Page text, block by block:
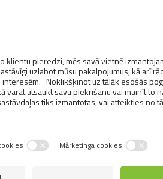
000 SV, D3vitamīns (3a671) 1800
(3a831) 3 mg, folskābe
3